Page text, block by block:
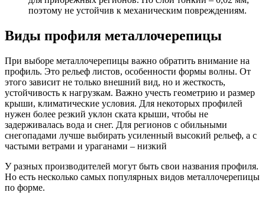
поэтому не устойчив к механическим повреждениям.
Виды профиля металлочерепицы
При выборе металлочерепицы важно обратить внимание на
профиль. Это рельеф листов, особенности формы волны. От
этого зависит не только внешний вид, но и жесткость,
устойчивость к нагрузкам. Важно учесть геометрию и размер
крыши, климатические условия. Для некоторых профилей
нужен более резкий уклон ската крыши, чтобы не
задерживалась вода и снег. Для регионов с обильными
снегопадами лучше выбирать усиленный высокий рельеф, а с
частыми ветрами и ураганами – низкий
У разных производителей могут быть свои названия профиля.
Но есть несколько самых популярных видов металлочерепицы
по форме.